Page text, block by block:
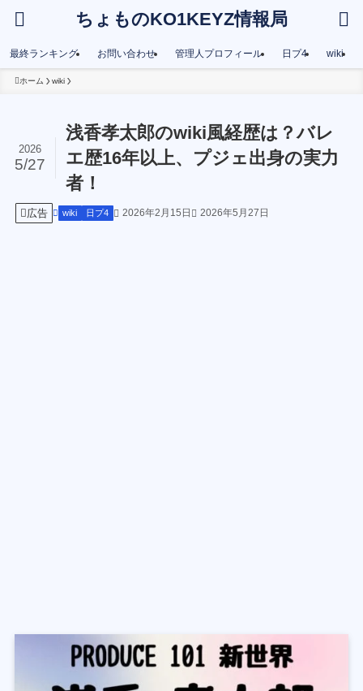
ちょものKO1KEYZ情報局
最終ランキング お問い合わせ 管理人プロフィール 日プ4 wiki
ホーム wiki
浅香孝太郎のwiki風経歴は？バレ
エ歴16年以上、プジェ出身の実力
者！
2026
5/27
広告 wiki 日プ4 2026年2月15日 2026年5月27日